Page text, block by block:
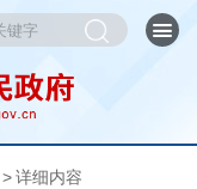
> 详细内容